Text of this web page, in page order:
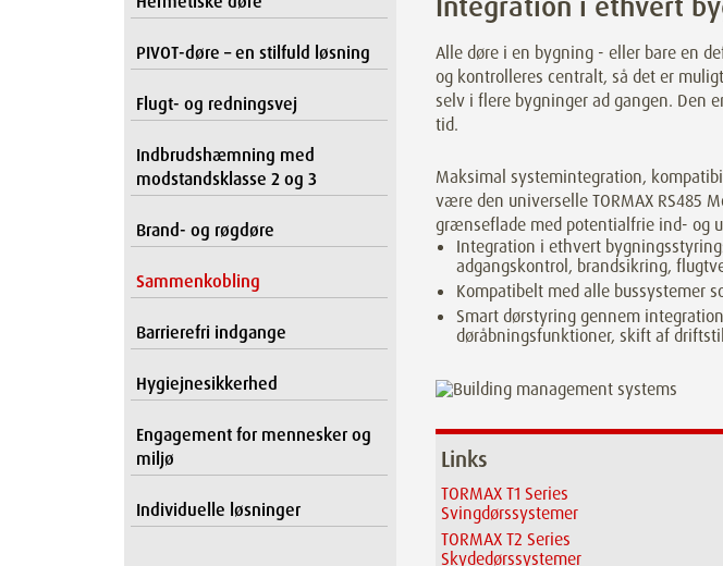
PIVOT-døre – en stilfuld løsning
Flugt- og redningsvej
Indbrudshæmning med
modstandsklasse 2 og 3
Brand- og røgdøre
Sammenkobling
Barrierefri indgange
Hygiejnesikkerhed
Engagement for mennesker og
miljø
Individuelle løsninger
Alle døre i en bygning - eller bare en
og kontrolleres centralt, så det er
selv i flere bygninger ad gangen. Den
tid.
Maksimal systemintegration,
være den universelle TORMAX RS485
grænseflade med potentialfrie ind- og
Integration i ethvert
adgangskontrol, brandsikring,
Kompatibelt med alle bussystemer
Smart dørstyring gennem
døråbningsfunktioner, skift af
Links
TORMAX T1 Series
Svingdørssystemer
TORMAX T2 Series
Skydedørssystemer